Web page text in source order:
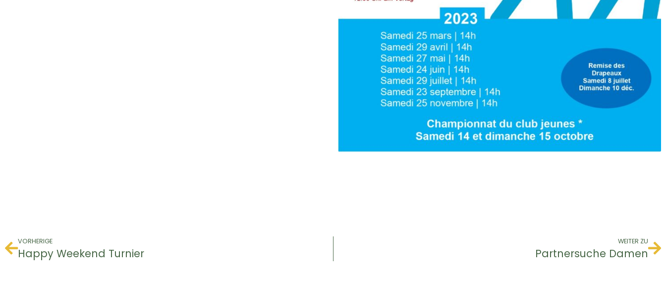
VORHERIGE
Happy Weekend Turnier
WEITER ZU
Partnersuche Damen